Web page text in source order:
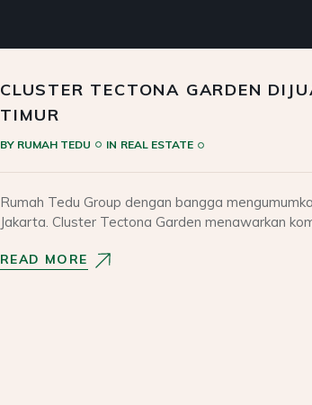
CLUSTER TECTONA GARDEN
TIMUR
BY RUMAH TEDU IN REAL ESTATE
Rumah Tedu Group dengan bangga
Jakarta. Cluster Tectona Garden menawarkan
READ MORE